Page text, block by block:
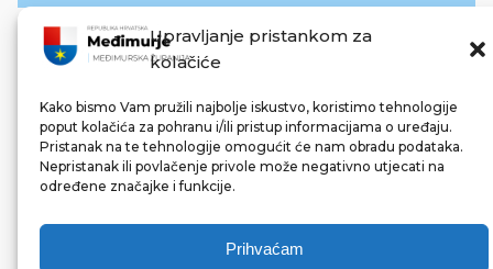
Upravljanje pristankom za
kolačiće
Kako bismo Vam pružili najbolje iskustvo, koristimo tehnologije
poput kolačića za pohranu i/ili pristup informacijama o uređaju.
Pristanak na te tehnologije omogućit će nam obradu podataka.
Nepristanak ili povlačenje privole može negativno utjecati na
određene značajke i funkcije.
Prihvaćam
REPUBLIKA HRVATSKA